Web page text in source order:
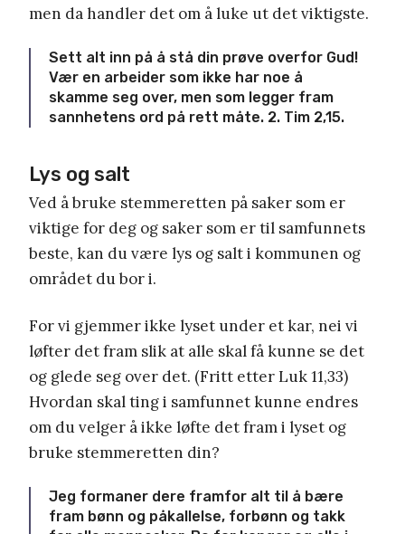
men da handler det om å luke ut det viktigste.
Sett alt inn på å stå din prøve overfor Gud!
Vær en arbeider som ikke har noe å
skamme seg over, men som legger fram
sannhetens ord på rett måte. 2. Tim 2,15.
Lys og salt
Ved å bruke stemmeretten på saker som er
viktige for deg og saker som er til samfunnets
beste, kan du være lys og salt i kommunen og
området du bor i.
For vi gjemmer ikke lyset under et kar, nei vi
løfter det fram slik at alle skal få kunne se det
og glede seg over det. (Fritt etter Luk 11,33)
Hvordan skal ting i samfunnet kunne endres
om du velger å ikke løfte det fram i lyset og
bruke stemmeretten din?
Jeg formaner dere framfor alt til å bære
fram bønn og påkallelse, forbønn og takk